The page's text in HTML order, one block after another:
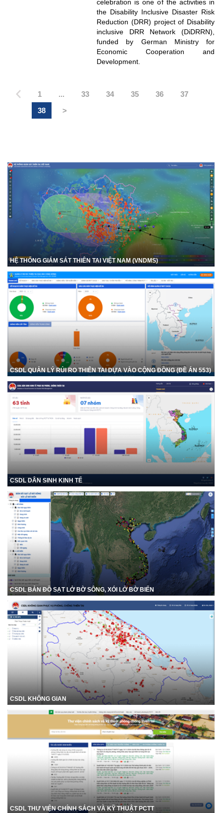
celebration is one of the activities in
the Disability Inclusive Disaster Risk
Reduction (DRR) project of Disability
inclusive DRR Network (DiDRRN),
funded by German Ministry for
Economic Cooperation and
Development.
1 ... 33 34 35 36
37
38
>
HỆ THỐNG GIÁM SÁT THIÊN TAI VIỆT NAM (VNDMS)
CSDL QUẢN LÝ RỦI RO THIÊN TAI DỰA VÀO CỘNG ĐỒNG (ĐỀ ÁN 553)
CSDL DÂN SINH KINH TẾ
CSDL BẢN ĐỒ SẠT LỞ BỜ SÔNG, XÓI LỞ BỜ BIỂN
CSDL KHÔNG GIAN
CSDL THƯ VIỆN CHÍNH SÁCH VÀ KỸ THUẬT PCTT